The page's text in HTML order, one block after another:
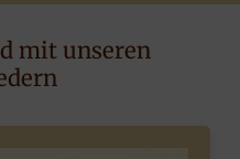
mit unseren